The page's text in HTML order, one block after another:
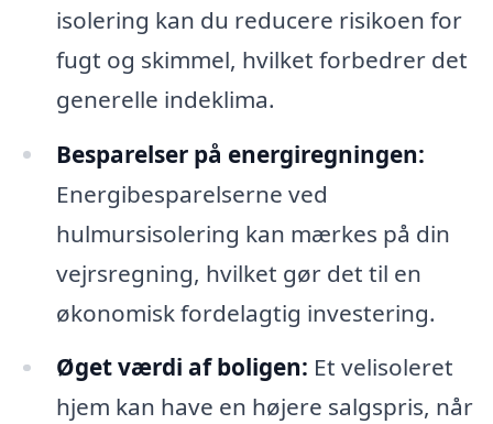
isolering kan du reducere risikoen for
fugt og skimmel, hvilket forbedrer det
generelle indeklima.
Besparelser på energiregningen:
Energibesparelserne ved
hulmursisolering kan mærkes på din
vejrsregning, hvilket gør det til en
økonomisk fordelagtig investering.
Øget værdi af boligen: Et velisoleret
hjem kan have en højere salgspris, når